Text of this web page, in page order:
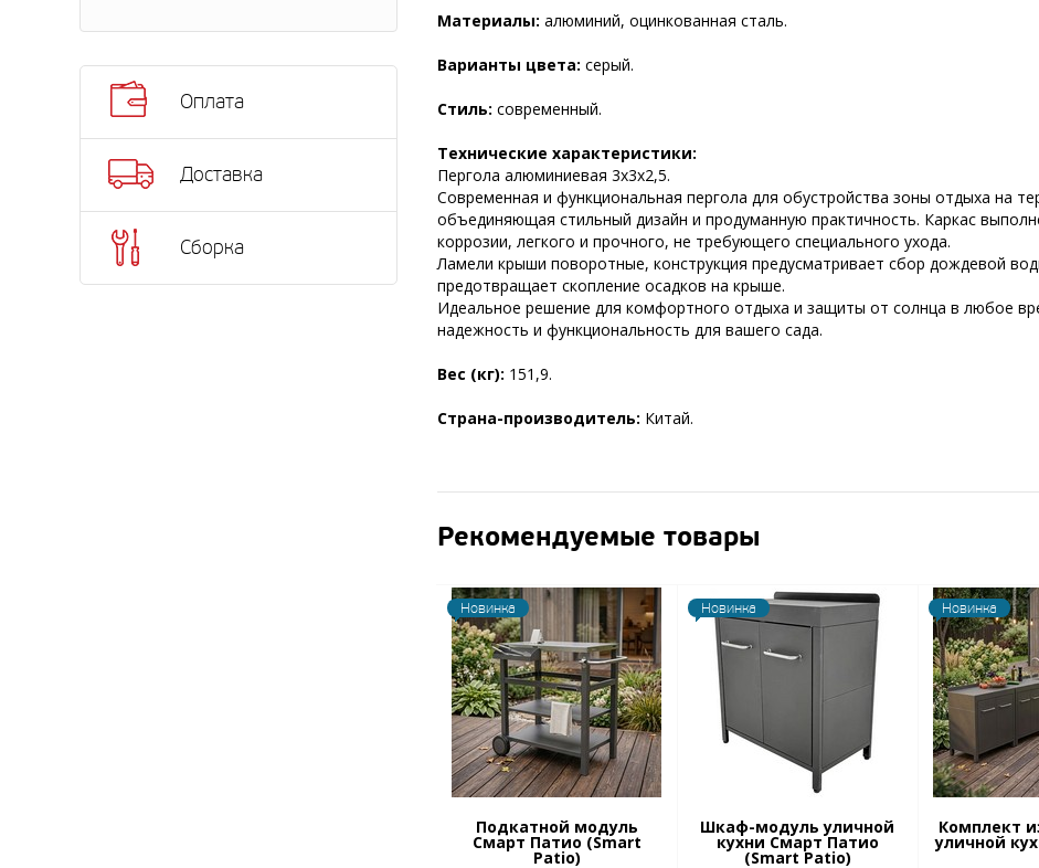
Оплата
Доставка
Сборка
Материалы: алюминий, оцинкованная сталь.
Варианты цвета: серый.
Стиль: современный.
Технические характеристики:
Пергола алюминиевая 3х3х2,5.
Современная и функциональная пергола для обустройства зоны отдыха на
объединяющая стильный дизайн и продуманную практичность. Каркас
коррозии, легкого и прочного, не требующего специального ухода.
Ламели крыши поворотные, конструкция предусматривает сбор дождевой
предотвращает скопление осадков на крыше.
Идеальное решение для комфортного отдыха и защиты от солнца в любое
надежность и функциональность для вашего сада.
Вес (кг): 151,9.
Страна-производитель: Китай.
Рекомендуемые товары
Новинка
Подкатной модуль
Смарт Патио (Smart
Patio)
Новинка
Шкаф-модуль уличной
кухни Смарт Патио
(Smart Patio)
Новинка
Комплект
уличной